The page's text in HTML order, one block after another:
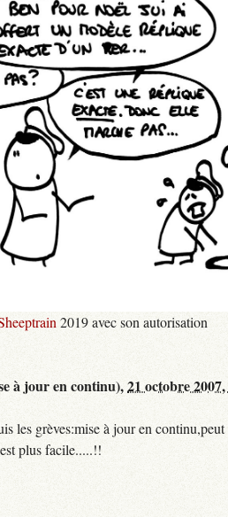
2019 avec son autorisation
à jour en continu),21 octobre
les grèves:mise à jour en
plus facile.....!!